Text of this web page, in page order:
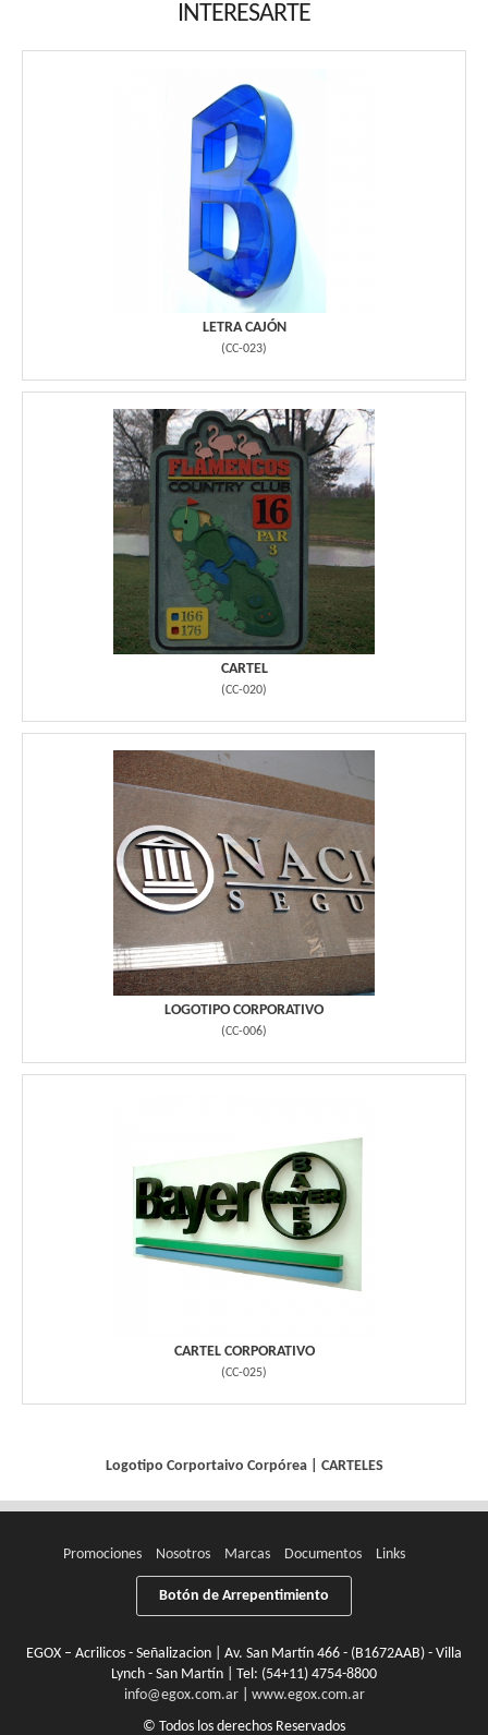
INTERESARTE
LETRA CAJÓN
(CC-023)
CARTEL
(CC-020)
LOGOTIPO CORPORATIVO
(CC-006)
CARTEL CORPORATIVO
(CC-025)
Logotipo Corportaivo Corpórea| CARTELES
Promociones Nosotros Marcas Documentos Links
Botón de Arrepentimiento
EGOX – Acrilicos - Señalizacion | Av. San Martín 466 - (B1672AAB) - Villa
Lynch - San Martín | Tel: (54+11) 4754-8800
info@egox.com.ar| www.egox.com.ar
© Todos los derechos Reservados